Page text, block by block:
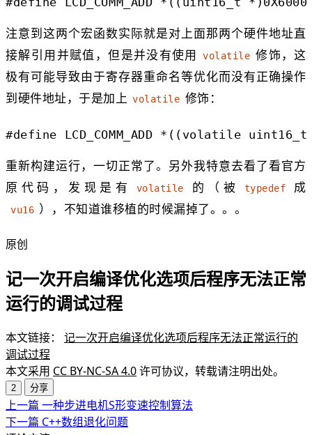
注意到这两个宏函数实际就是对上面那两个硬件地址直
接解引用并赋值，但是并没有使用
volatile 修饰，这
极有可能导致由于寄存器重命名等优化而没有正确操作
到硬件地址，于是加上 volatile 修饰：
#define LCD_COMM_ADD *((volatile
重新构建运行，一切正常了。另外我特意去看了看官方
原代码，发现是有
volatile 的（被 typedef 成
vu16 ），不知道谁移植的时候漏掉了。。。
原创
记一次开启编译优化选项后程序无法正常
运行的调试过程
本文链接：
记一次开启编译优化选项后程序无法正常运行的
调试过程
本文采用 CC BY-NC-SA 4.0许可协议，转载请注明出处。
2 分享
上一篇 一种步进电机S形变速控制算法
下一篇 C++数组退化问题